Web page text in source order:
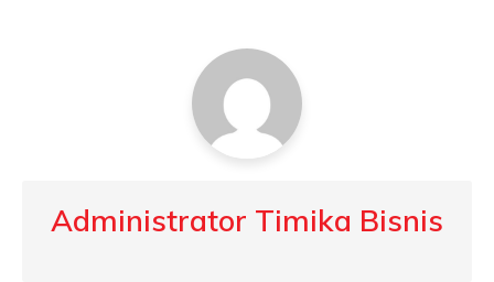
Administrator Timika Bisnis